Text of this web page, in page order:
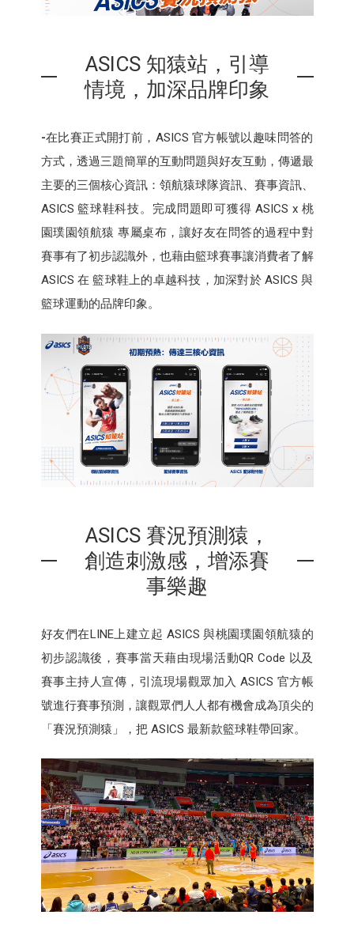
ASICS 知猿站，引導
情境，加深品牌印象
-在比賽正式開打前，ASICS 官方帳號以趣味問答的
方式，透過三題簡單的互動問題與好友互動，傳遞最
主要的三個核心資訊：領航猿球隊資訊、賽事資訊、
ASICS 籃球鞋科技。完成問題即可獲得 ASICS x 桃
園璞園領航猿 專屬桌布，讓好友在問答的過程中對
賽事有了初步認識外，也藉由籃球賽事讓消費者了解
ASICS 在 籃球鞋上的卓越科技，加深對於 ASICS 與
籃球運動的品牌印象。
ASICS 賽況預測猿，
創造刺激感，增添賽
事樂趣
好友們在LINE上建立起 ASICS 與桃園璞園領航猿的
初步認識後，賽事當天藉由現場活動QR Code 以及
賽事主持人宣傳，引流現場觀眾加入 ASICS 官方帳
號進行賽事預測，讓觀眾們人人都有機會成為頂尖的
「賽況預測猿」，把 ASICS 最新款籃球鞋帶回家。